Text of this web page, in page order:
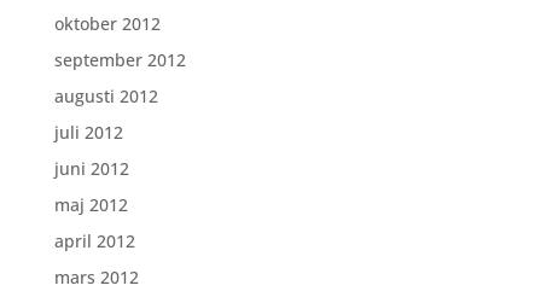
oktober 2012
september 2012
augusti 2012
juli 2012
juni 2012
maj 2012
april 2012
mars 2012